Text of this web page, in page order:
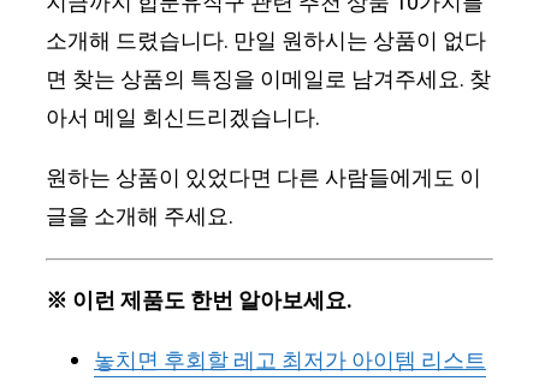
소개해 드렸습니다. 만일 원하시는 상품이 없다
면 찾는 상품의 특징을 이메일로 남겨주세요. 찾
아서 메일 회신드리겠습니다.
원하는 상품이 있었다면 다른 사람들에게도 이
글을 소개해 주세요.
※ 이런 제품도 한번 알아보세요.
놓치면 후회할 레고 최저가 아이템 리스트